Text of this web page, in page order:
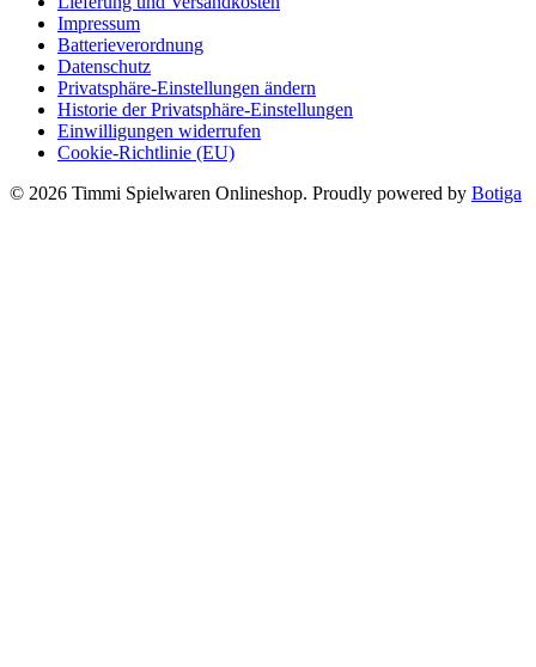
Impressum
Batterieverordnung
Datenschutz
Privatsphäre-Einstellungen ändern
Historie der Privatsphäre-Einstellungen
Einwilligungen widerrufen
Cookie-Richtlinie (EU)
© 2026 Timmi Spielwaren Onlineshop. Proudly powered by Botiga